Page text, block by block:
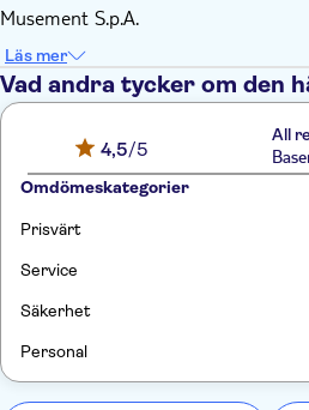
Musement S.p.A.
Läs mer
Vad andra tycker om den
4,5/5
All
Omdömeskategorier
Prisvärt
Service
Säkerhet
Personal